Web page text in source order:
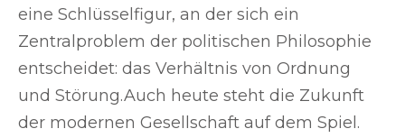
eine Schlüsselfigur, an der sich ein
Zentralproblem der politischen Philosophie
entscheidet: das Verhältnis von Ordnung
und Störung.Auch heute steht die Zukunft
der modernen Gesellschaft auf dem Spiel.